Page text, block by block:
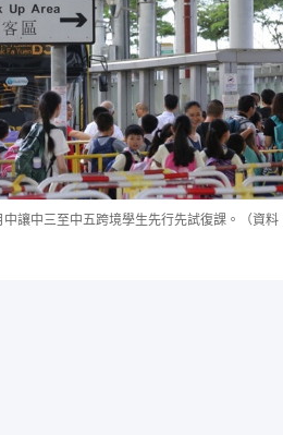
讓中三至中五跨境學生先行先試復課。（資料